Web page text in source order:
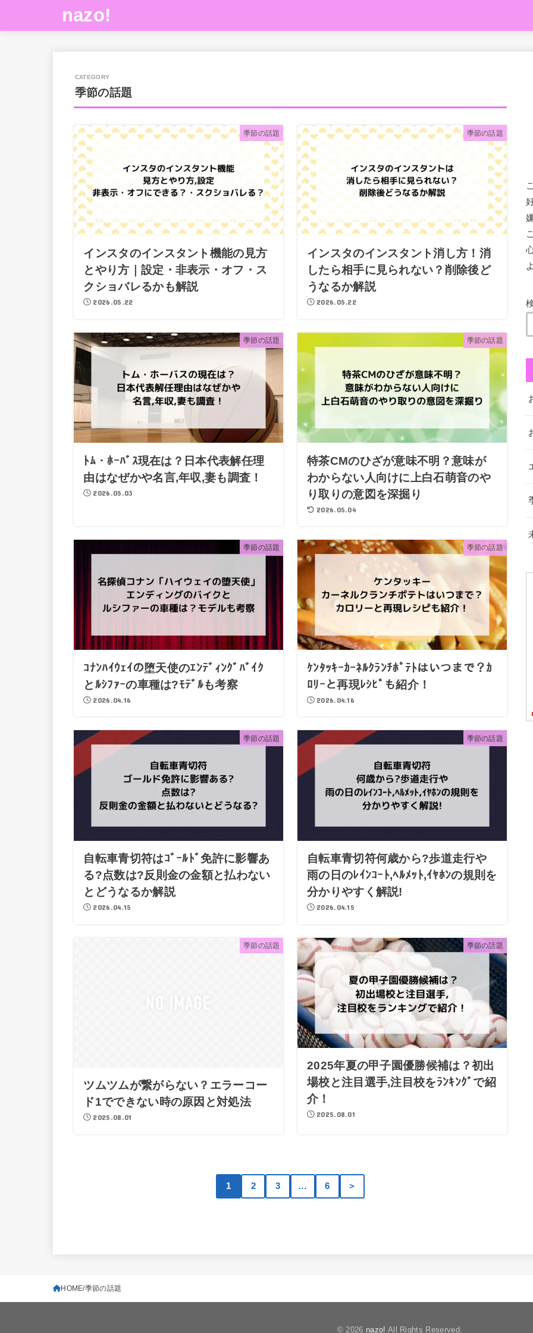
nazo!
季節の話題
季節の話題
インスタのインスタント機能の見方
とやり方｜設定・非表示・オフ・ス
クショバレるかも解説
2026.05.22
季節の話題
インスタのインスタント消し方！消
したら相手に見られない？削除後ど
うなるか解説
2026.05.22
季節の話題
ﾄﾑ・ﾎｰﾊﾞｽ現在は？日本代表解任理
由はなぜかや名言,年収,妻も調査！
2026.05.03
季節の話題
特茶CMのひざが意味不明？意味が
わからない人向けに上白石萌音のや
り取りの意図を深掘り
2026.05.04
季節の話題
ｺﾅﾝﾊｲｳｪｲの堕天使のｴﾝﾃﾞｨﾝｸﾞﾊﾞｲｸ
とﾙｼﾌｧｰの車種は?ﾓﾃﾞﾙも考察
2026.04.16
季節の話題
ｹﾝﾀｯｷｰｶｰﾈﾙｸﾗﾝﾁﾎﾟﾃﾄはいつまで？ｶ
ﾛﾘｰと再現ﾚｼﾋﾟも紹介！
2026.04.16
季節の話題
自転車青切符はｺﾞｰﾙﾄﾞ免許に影響あ
る?点数は?反則金の金額と払わない
とどうなるか解説
2026.04.15
季節の話題
自転車青切符何歳から?歩道走行や
雨の日のﾚｲﾝｺｰﾄ,ﾍﾙﾒｯﾄ,ｲﾔﾎﾝの規則を
分かりやすく解説!
2026.04.15
季節の話題
ツムツムが繋がらない？エラーコー
ド1でできない時の原因と対処法
2025.08.01
季節の話題
2025年夏の甲子園優勝候補は？初出
場校と注目選手,注目校をﾗﾝｷﾝｸﾞで紹
介！
2025.08.01
1 2 3 … 6 ＞
HOME 季節の話題
© 2026 nazo! All Rights Reserved.